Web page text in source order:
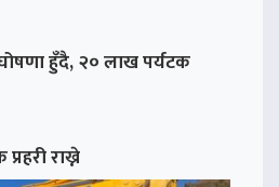
हुँदै, २० लाख पर्यटक
राख्ने